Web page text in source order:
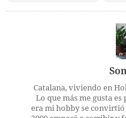
Catalana, viviendo en
Lo que más me gusta
era mi hobby se convirtió